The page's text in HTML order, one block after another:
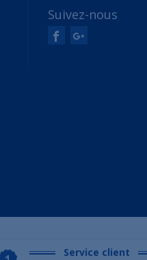
Suivez-nous
Service client